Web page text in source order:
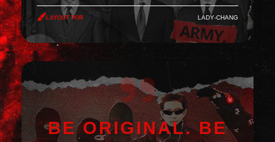
Layout por Lady-Chang
BE ORIGINAL. BE